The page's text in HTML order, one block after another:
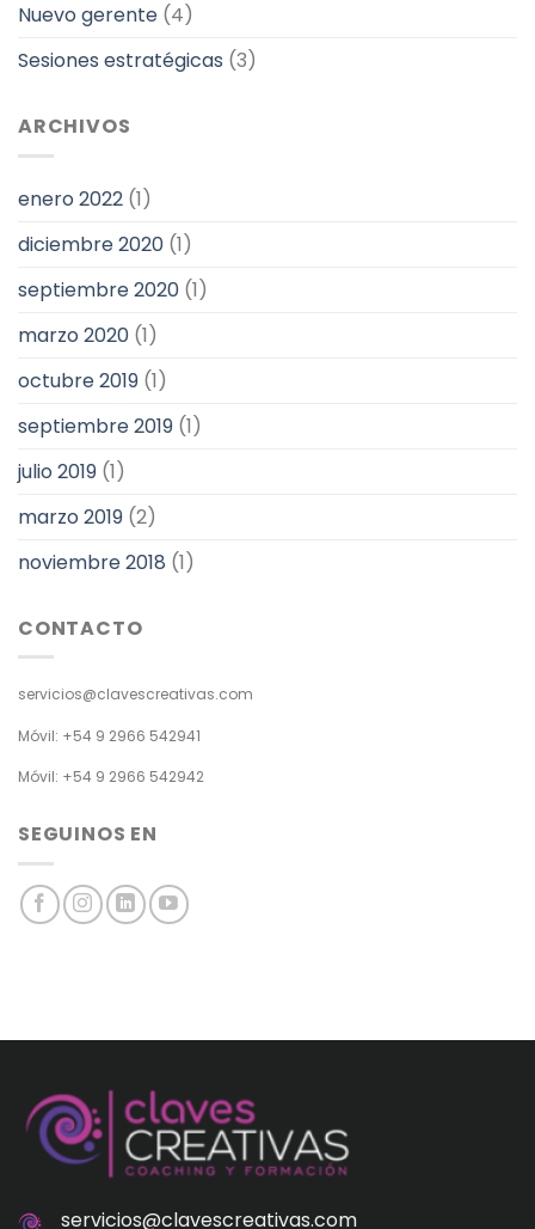
Nuevo gerente (4)
Sesiones estratégicas (3)
ARCHIVOS
enero 2022 (1)
diciembre 2020 (1)
septiembre 2020 (1)
marzo 2020 (1)
octubre 2019 (1)
septiembre 2019 (1)
julio 2019 (1)
marzo 2019 (2)
noviembre 2018 (1)
CONTACTO
servicios@clavescreativas.com
Móvil: +54 9 2966 542941
Móvil: +54 9 2966 542942
SEGUINOS EN
servicios@clavescreativas.com